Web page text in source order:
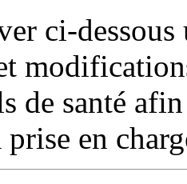
ci-dessous
de santé
en